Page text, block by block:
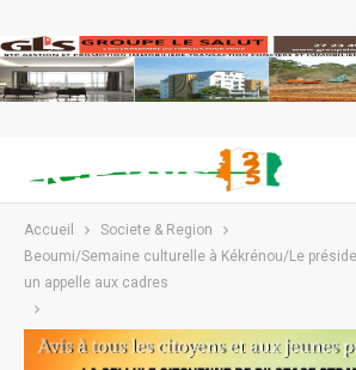
Accueil
Societe & Region
Beoumi/Semaine culturelle à Kékrénou/Le
un appelle aux cadres